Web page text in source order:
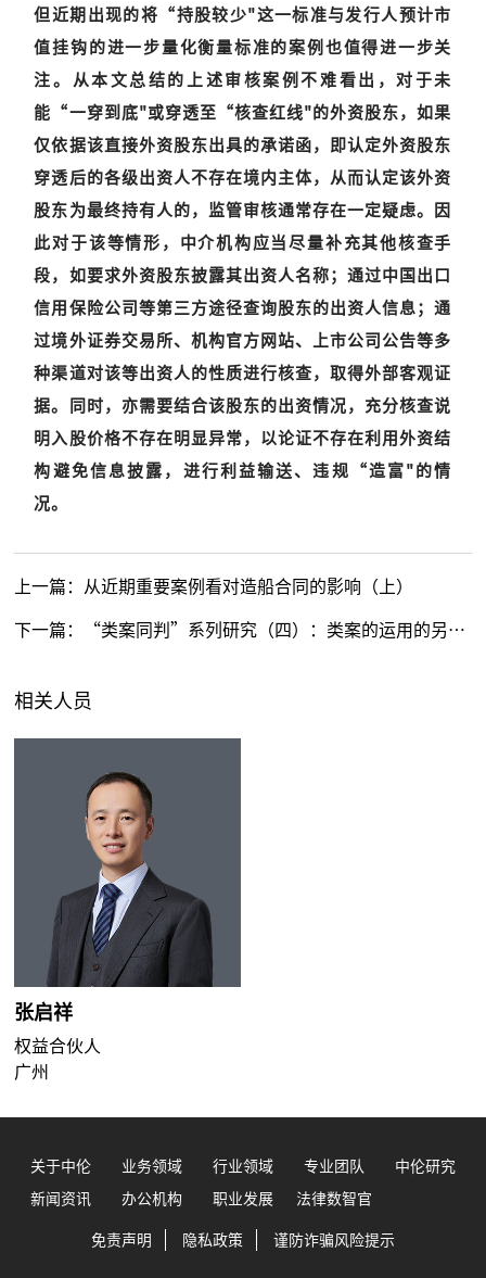
但近期出现的将“持股较少"这一标准与发行人预计市
值挂钩的进一步量化衡量标准的案例也值得进一步关
注。从本文总结的上述审核案例不难看出，对于未
能“一穿到底"或穿透至“核查红线"的外资股东，如果
仅依据该直接外资股东出具的承诺函，即认定外资股东
穿透后的各级出资人不存在境内主体，从而认定该外资
股东为最终持有人的，监管审核通常存在一定疑虑。因
此对于该等情形，中介机构应当尽量补充其他核查手
段，如要求外资股东披露其出资人名称；通过中国出口
信用保险公司等第三方途径查询股东的出资人信息；通
过境外证券交易所、机构官方网站、上市公司公告等多
种渠道对该等出资人的性质进行核查，取得外部客观证
据。同时，亦需要结合该股东的出资情况，充分核查说
明入股价格不存在明显异常，以论证不存在利用外资结
构避免信息披露，进行利益输送、违规“造富"的情
况。
上一篇： 从近期重要案例看对造船合同的影响（上）
下一篇： “类案同判”系列研究（四）：类案的运用的另一种维度——不参照类案
相关人员
张启祥
权益合伙人
广州
关于中伦 业务领域 行业领域 专业团队 中伦研究
新闻资讯 办公机构 职业发展 法律数智官
免责声明 隐私政策 谨防诈骗风险提示